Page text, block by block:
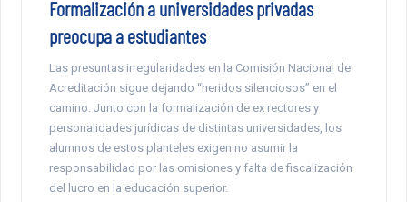
Formalización a universidades privadas
preocupa a estudiantes
Las presuntas irregularidades en la Comisión Nacional de
Acreditación sigue dejando “heridos silenciosos” en el
camino. Junto con la formalización de ex rectores y
personalidades jurídicas de distintas universidades, los
alumnos de estos planteles exigen no asumir la
responsabilidad por las omisiones y falta de fiscalización
del lucro en la educación superior.